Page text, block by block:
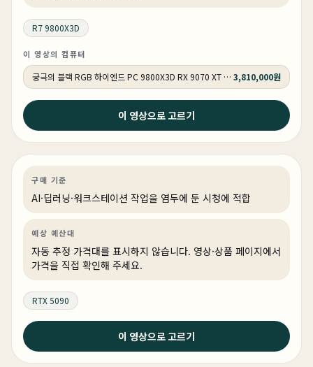
R7 9800X3D
이 영상의 컴퓨터
궁극의 블랙 RGB 하이엔드 PC 9800X3D RX 9070 XT HY271 3,810,000원
이 영상으로 고르기
AI·딥러닝
2026년 5월 8일
아무나 못사는 65만원짜리 끝판대장! 그래도 메모리보다
는 싸다 ㅎ
구매 기준
AI·딥러닝·워크스테이션 작업을 염두에 둔 시청에 적합
예상 예산대
자동 추정 가격대를 표시하지 않습니다. 영상·상품 페이지에서
가격을 직접 확인해 주세요.
RTX 5090
이 영상으로 고르기
2026년 4월 30일
이 가격에 이 스펙이 된다고 ? 5월 컴퓨터 추천 정리 끝 !
(3개월만에 업로드 합니다.)